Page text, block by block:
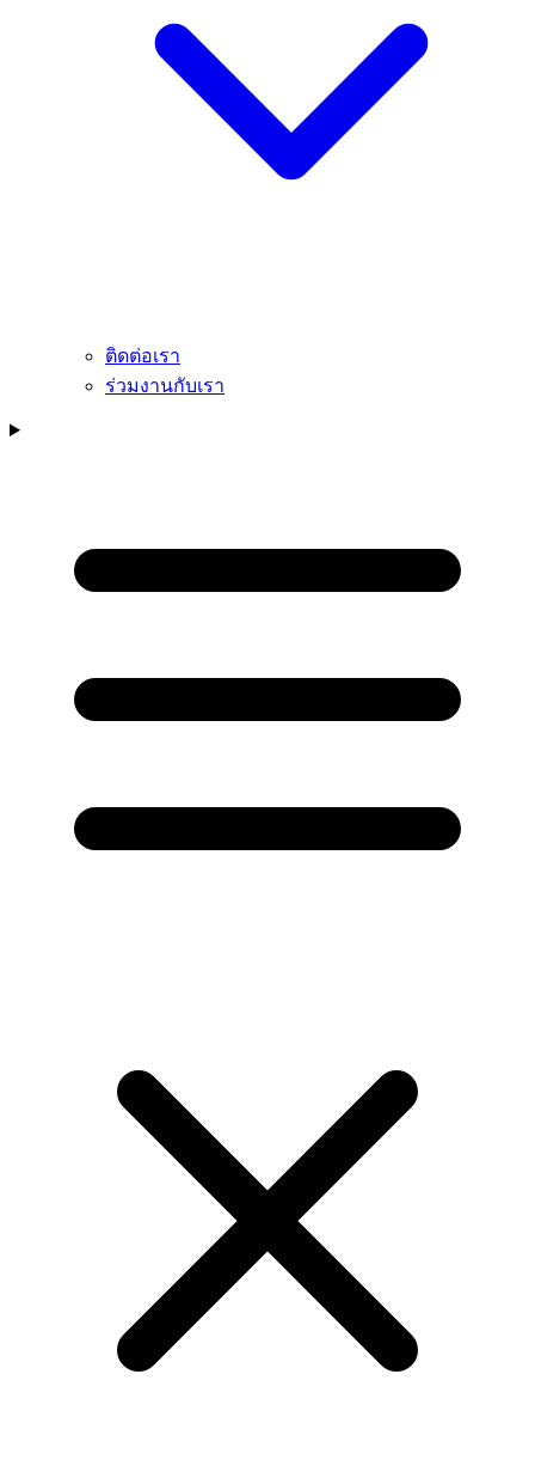
ติดต่อเรา
ร่วมงานกับเรา